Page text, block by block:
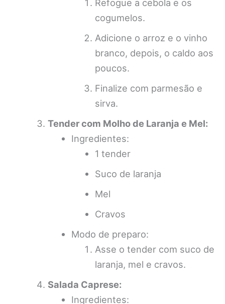
Refogue a cebola e os
cogumelos.
Adicione o arroz e o vinho
branco, depois, o caldo aos
poucos.
Finalize com parmesão e
sirva.
Tender com Molho de Laranja e Mel:
Ingredientes:
1 tender
Suco de laranja
Mel
Cravos
Modo de preparo:
Asse o tender com suco de
laranja, mel e cravos.
Salada Caprese:
Ingredientes: